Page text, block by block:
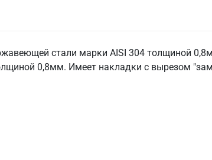
стали марки AISI 304 толщиной
0,8мм. Имеет накладки с вырезом